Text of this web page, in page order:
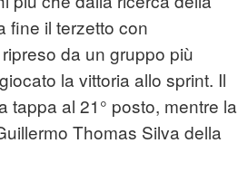
fine il terzetto con
da un gruppo più
la vittoria allo sprint. Il
tappa al 21° posto, mentre la
Thomas Silva della